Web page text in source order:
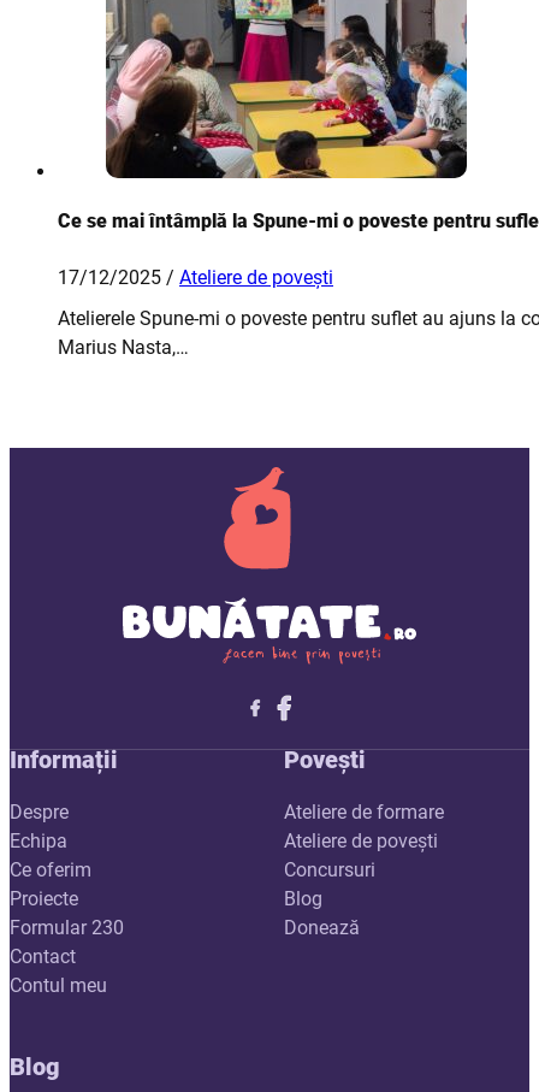
Ce se mai întâmplă la Spune-mi o poveste pentru
17/12/2025 / Ateliere de povești
Atelierele Spune-mi o poveste pentru suflet au ajuns la
Marius Nasta,…
Follow me on X
Follow me on LinkedIn
Follow me on X
Informații
Despre
Echipa
Ce oferim
Proiecte
Formular 230
Contact
Contul meu
Povești
Ateliere de formare
Ateliere de povești
Concursuri
Blog
Donează
Blog